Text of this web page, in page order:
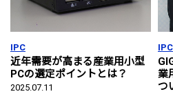
IPC
近年需要が高まる産業用小型
PCの選定ポイントとは？
2025.07.11
IPC
業
つ